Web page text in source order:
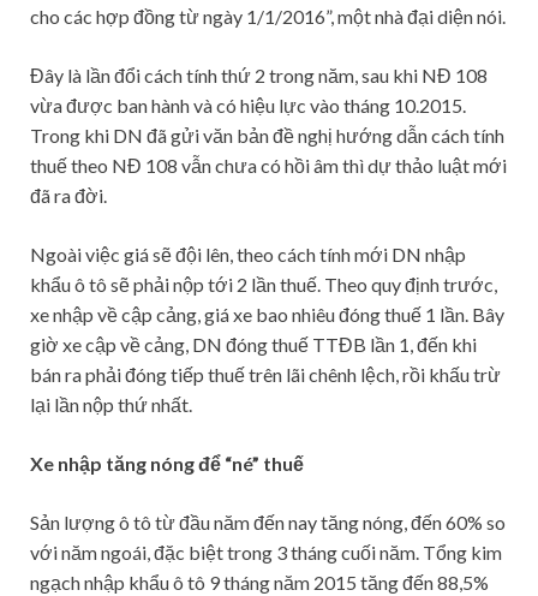
cho các hợp đồng từ ngày 1/1/2016”, một nhà đại diện nói.
Đây là lần đổi cách tính thứ 2 trong năm, sau khi NĐ 108
vừa được ban hành và có hiệu lực vào tháng 10.2015.
Trong khi DN đã gửi văn bản đề nghị hướng dẫn cách tính
thuế theo NĐ 108 vẫn chưa có hồi âm thì dự thảo luật mới
đã ra đời.
Ngoài việc giá sẽ đội lên, theo cách tính mới DN nhập
khẩu ô tô sẽ phải nộp tới 2 lần thuế. Theo quy định trước,
xe nhập về cập cảng, giá xe bao nhiêu đóng thuế 1 lần. Bây
giờ xe cập về cảng, DN đóng thuế TTĐB lần 1, đến khi
bán ra phải đóng tiếp thuế trên lãi chênh lệch, rồi khấu trừ
lại lần nộp thứ nhất.
Xe nhập tăng nóng để “né” thuế
Sản lượng ô tô từ đầu năm đến nay tăng nóng, đến 60% so
với năm ngoái, đặc biệt trong 3 tháng cuối năm. Tổng kim
ngạch nhập khẩu ô tô 9 tháng năm 2015 tăng đến 88,5%